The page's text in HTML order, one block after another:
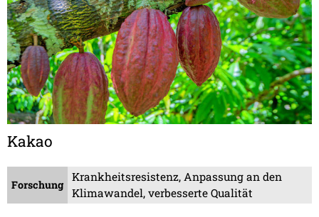
Kakao
Forschung
Krankheitsresistenz, Anpassung an den
Klimawandel, verbesserte Qualität